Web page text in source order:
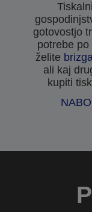
gotovostjo
potrebe
želite
ali kaj
kupiti